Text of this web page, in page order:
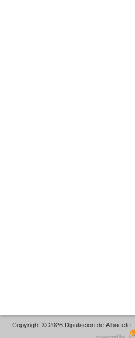
Copyright © 2026 Diputación de Albacete